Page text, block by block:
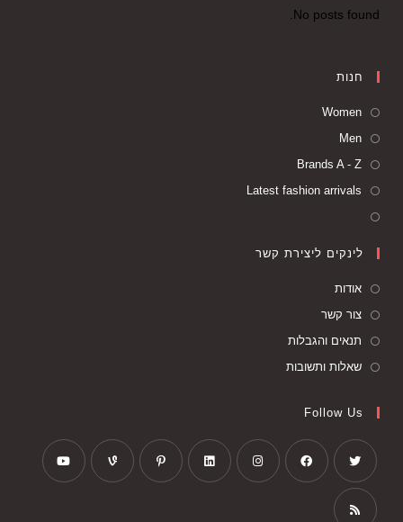
No posts found.
חנות
Women
Men
Brands A - Z
Latest fashion arrivals
לינקים ליצירת קשר
אודות
צור קשר
תנאים והגבלות
שאלות ותשובות
Follow Us